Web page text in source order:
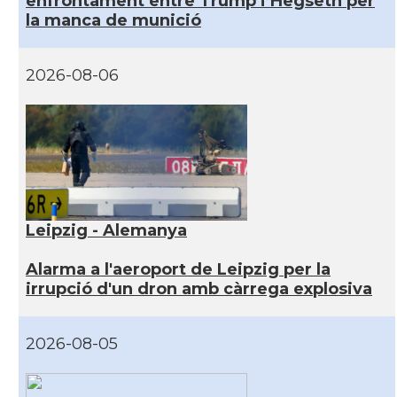
la manca de munició
2026-08-06
Leipzig - Alemanya
Alarma a l'aeroport de Leipzig per la
irrupció d'un dron amb càrrega explosiva
2026-08-05